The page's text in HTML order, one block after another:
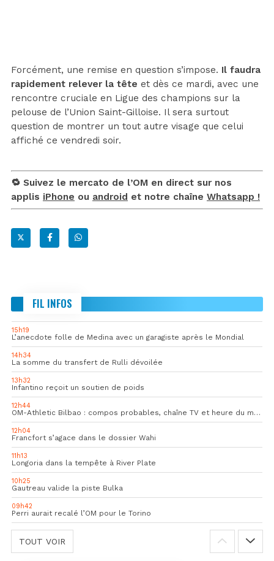
Forcément, une remise en question s’impose. Il faudra
rapidement relever la tête et dès ce mardi, avec une
rencontre cruciale en Ligue des champions sur la
pelouse de l’Union Saint-Gilloise. Il sera surtout
question de montrer un tout autre visage que celui
affiché ce vendredi soir.
🔁 Suivez le mercato de l’OM en direct sur nos
applis iPhone ou android et notre chaîne Whatsapp !
FIL INFOS
15h19
L’anecdote folle de Medina avec un garagiste après le Mondial
14h34
La somme du transfert de Rulli dévoilée
13h32
Infantino reçoit un soutien de poids
12h44
OM-Athletic Bilbao : compos probables, chaîne TV et heure du match
12h04
Francfort s’agace dans le dossier Wahi
11h13
Longoria dans la tempête à River Plate
10h25
Gautreau valide la piste Bulka
09h42
Perri aurait recalé l’OM pour le Torino
TOUT VOIR